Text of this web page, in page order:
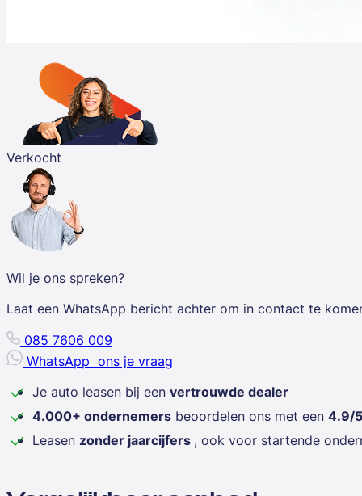
Verkocht
Wil je ons spreken?
Laat een WhatsApp bericht achter om in contact te
085 7606 009
WhatsApp ons je vraag
Je auto leasen bij een vertrouwde dealer
4.000+ ondernemers beoordelen ons met een 4.9/5
Leasen zonder jaarcijfers , ook voor startende